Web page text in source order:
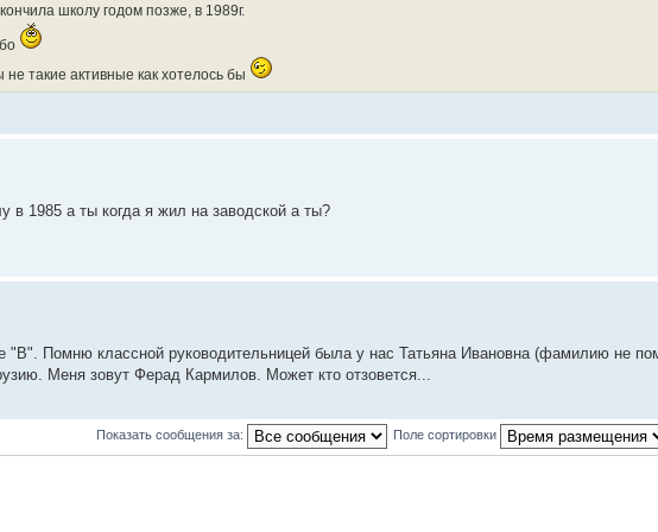
школу годом позже, в 1989г.
такие активные как хотелось бы
в 1985 а ты когда я жил на заводской а ты?
"В". Помню классной руководительницей была у нас Татьяна Ивановна (фамилию не
Меня зовут Ферад Кармилов. Может кто отзовется...
Показать сообщения за: Поле сортировки